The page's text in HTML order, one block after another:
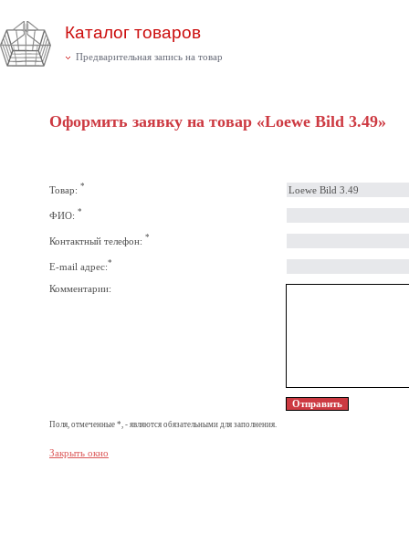
Каталог товаров
Предварительная запись на товар
Оформить заявку на товар «Loewe Bild 3.49»
Товар: *
ФИО: *
Контактный телефон: *
E-mail адрес:*
Комментарии:
Поля, отмеченные *, - являются обязательными для заполнения.
Закрыть окно